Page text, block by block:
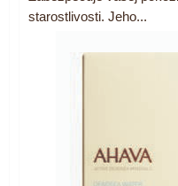
starostlivosti. Jeho...